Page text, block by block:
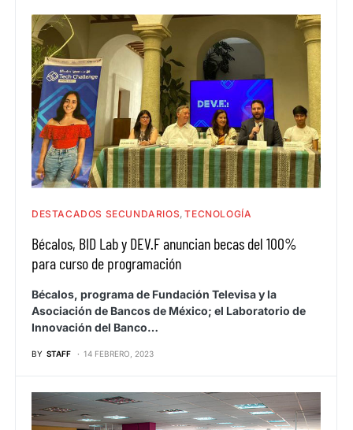
DESTACADOS SECUNDARIOS TECNOLOGÍA
Bécalos, BID Lab y DEV.F anuncian becas del 100%
para curso de programación
Bécalos, programa de Fundación Televisa y la
Asociación de Bancos de México; el Laboratorio de
Innovación del Banco…
BY STAFF 14 FEBRERO, 2023